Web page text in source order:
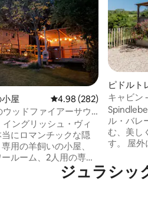
屋 レビュー282件、5つ星
4.98 (282)
ッドファイアーサウ
プションあり）
イングリッシュ・ヴィ
にロマンチックな隠
用の羊飼いの小屋、
ルーム、2人用の専用
あります。薪式ジャグ
の料金がかかります。
ピドルト
いの小屋
キャビン
ド、ファ
ル・バレ
む、美し
す。 屋外にある星空を見上げられるクロ
ド、専
たキッチン
ジュラシッ